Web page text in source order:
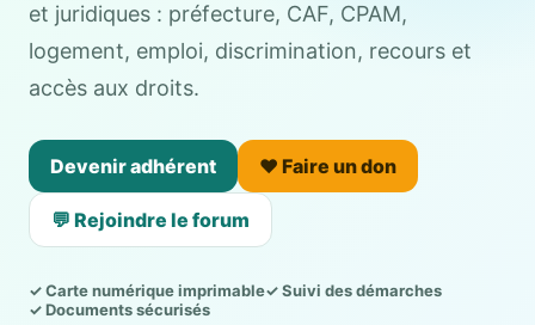
et juridiques : préfecture, CAF, CPAM,
logement, emploi, discrimination, recours et
accès aux droits.
Devenir adhérent ❤️ Faire un don
💬 Rejoindre le forum
✓ Carte numérique imprimable✓ Suivi des démarches
✓ Documents sécurisés